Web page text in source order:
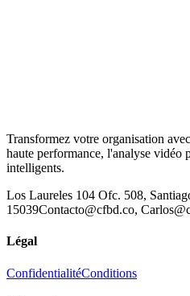
Transformez votre organisation
haute performance, l'analyse vidéo
intelligents.
Los Laureles 104 Ofc. 508,
15039Contacto@cfbd.co,
Légal
ConfidentialitéConditions